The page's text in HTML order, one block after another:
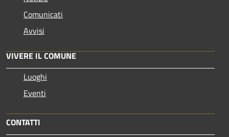
Comunicati
Avvisi
VIVERE IL COMUNE
Luoghi
Eventi
CONTATTI